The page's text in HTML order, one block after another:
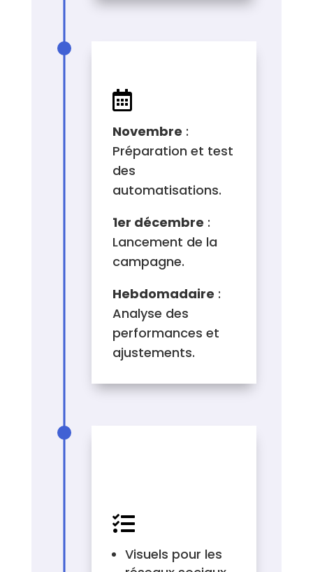

Novembre :
Préparation et test
des
automatisations.
1er décembre :
Lancement de la
campagne.
Hebdomadaire :
Analyse des
performances et
ajustements.

Visuels pour les